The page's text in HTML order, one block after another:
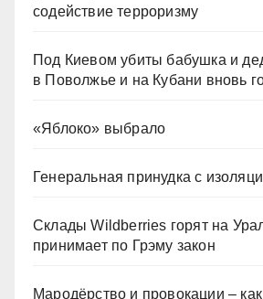
содействие терроризму
Под Киевом убиты бабушка и
в Поволжье и на Кубани вновь
«Яблоко» выбрало
Генеральная принудка с
Склады Wildberries горят на
принимает по Грэму закон
Мародёрство и провокации –